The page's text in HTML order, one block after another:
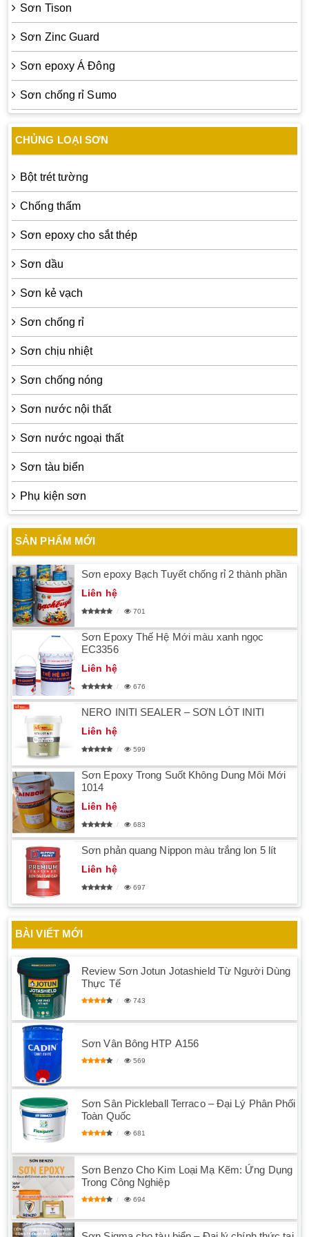
Sơn Tison
Sơn Zinc Guard
Sơn epoxy Á Đông
Sơn chống rỉ Sumo
CHỦNG LOẠI SƠN
Bột trét tường
Chống thấm
Sơn epoxy cho sắt thép
Sơn dầu
Sơn kẻ vạch
Sơn chống rỉ
Sơn chịu nhiệt
Sơn chống nóng
Sơn nước nội thất
Sơn nước ngoại thất
Sơn tàu biển
Phụ kiện sơn
SẢN PHẨM MỚI
Sơn epoxy Bạch Tuyết chống rỉ 2 thành phần
Liên hệ
701
Sơn Epoxy Thế Hệ Mới màu xanh ngọc
EC3356
Liên hệ
676
NERO INITI SEALER – SƠN LÓT INITI
Liên hệ
599
Sơn Epoxy Trong Suốt Không Dung Môi Mới
1014
Liên hệ
683
Sơn phản quang Nippon màu trắng lon 5 lít
Liên hệ
697
BÀI VIẾT MỚI
Review Sơn Jotun Jotashield Từ Người Dùng
Thực Tế
743
Sơn Vân Bông HTP A156
569
Sơn Sân Pickleball Terraco – Đại Lý Phân Phối
Toàn Quốc
681
Sơn Benzo Cho Kim Loại Mạ Kẽm: Ứng Dụng
Trong Công Nghiệp
694